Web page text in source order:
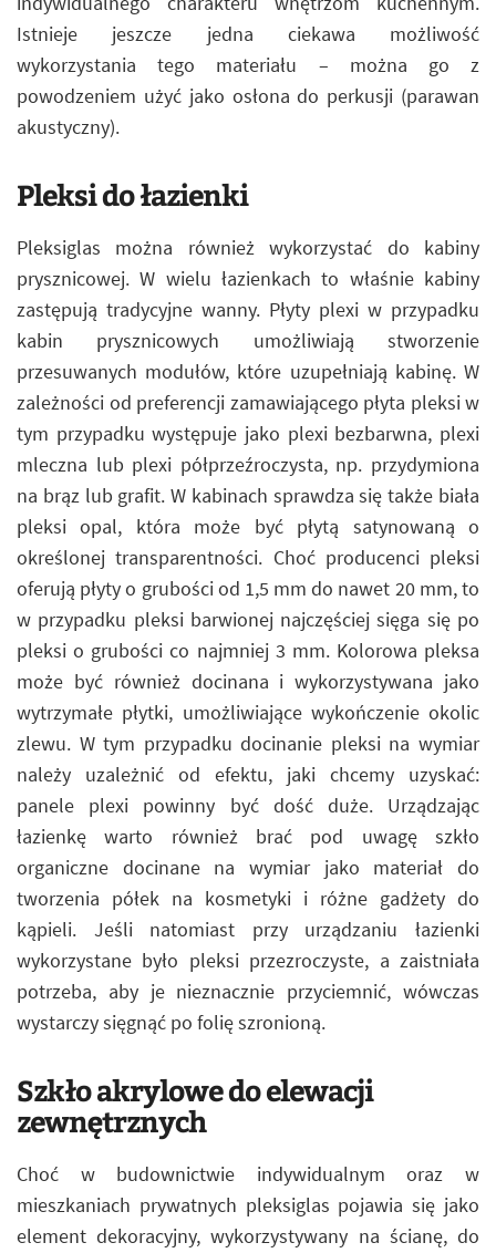
Istnieje jeszcze jedna ciekawa możliwość
wykorzystania tego materiału – można go z
powodzeniem użyć jako osłona do perkusji (parawan
akustyczny).
Pleksi do łazienki
Pleksiglas można również wykorzystać do kabiny
prysznicowej. W wielu łazienkach to właśnie kabiny
zastępują tradycyjne wanny. Płyty plexi w przypadku
kabin prysznicowych umożliwiają stworzenie
przesuwanych modułów, które uzupełniają kabinę. W
zależności od preferencji zamawiającego płyta pleksi w
tym przypadku występuje jako plexi bezbarwna, plexi
mleczna lub plexi półprzeźroczysta, np. przydymiona
na brąz lub grafit. W kabinach sprawdza się także biała
pleksi opal, która może być płytą satynowaną o
określonej transparentności. Choć producenci pleksi
oferują płyty o grubości od 1,5 mm do nawet 20 mm, to
w przypadku pleksi barwionej najczęściej sięga się po
pleksi o grubości co najmniej 3 mm. Kolorowa pleksa
może być również docinana i wykorzystywana jako
wytrzymałe płytki, umożliwiające wykończenie okolic
zlewu. W tym przypadku docinanie pleksi na wymiar
należy uzależnić od efektu, jaki chcemy uzyskać:
panele plexi powinny być dość duże. Urządzając
łazienkę warto również brać pod uwagę szkło
organiczne docinane na wymiar jako materiał do
tworzenia półek na kosmetyki i różne gadżety do
kąpieli. Jeśli natomiast przy urządzaniu łazienki
wykorzystane było pleksi przezroczyste, a zaistniała
potrzeba, aby je nieznacznie przyciemnić, wówczas
wystarczy sięgnąć po folię szronioną.
Szkło akrylowe do elewacji
zewnętrznych
Choć w budownictwie indywidualnym oraz w
mieszkaniach prywatnych pleksiglas pojawia się jako
element dekoracyjny, wykorzystywany na ścianę, do